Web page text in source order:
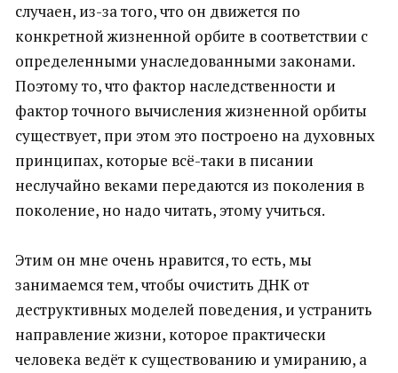
случаен, из-за того, что он движется по
конкретной жизненной орбите в соответствии с
определенными унаследованными законами.
Поэтому то, что фактор наследственности и
фактор точного вычисления жизненной орбиты
существует, при этом это построено на духовных
принципах, которые всё-таки в писании
неслучайно веками передаются из поколения в
поколение, но надо читать, этому учиться.
Этим он мне очень нравится, то есть, мы
занимаемся тем, чтобы очистить ДНК от
деструктивных моделей поведения, и устранить
направление жизни, которое практически
человека ведёт к существованию и умиранию, а